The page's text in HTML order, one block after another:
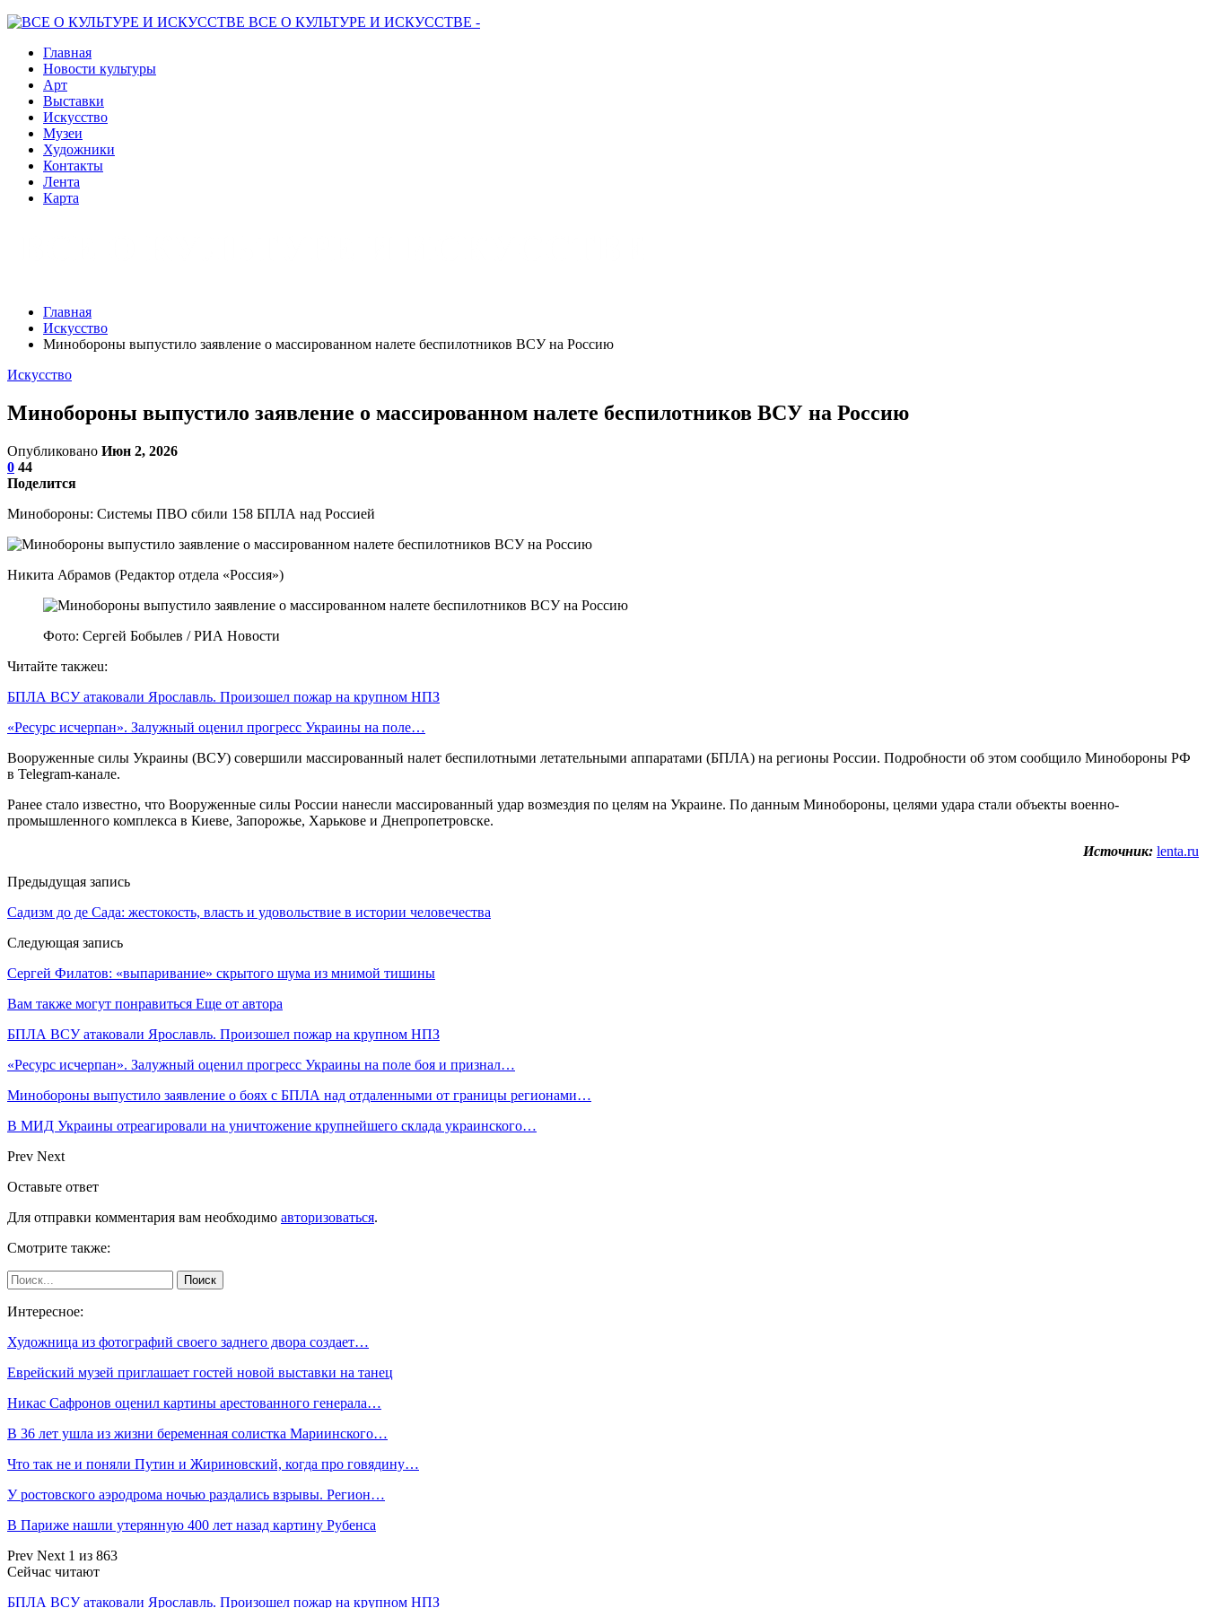
ВСЕ О КУЛЬТУРЕ И ИСКУССТВЕ -
Главная
Новости культуры
Арт
Выставки
Искусство
Музеи
Художники
Контакты
Лента
Карта
Главная
Искусство
Минобороны выпустило заявление о массированном налете беспилотников ВСУ на Россию
Искусство
Минобороны выпустило заявление о массированном налете беспилотников ВСУ на Россию
Опубликовано Июн 2, 2026
0 44
Поделится
Минобороны: Системы ПВО сбили 158 БПЛА над Россией
Никита Абрамов (Редактор отдела «Россия»)
Фото: Сергей Бобылев / РИА Новости
Читайте такжеu:
БПЛА ВСУ атаковали Ярославль. Произошел пожар на крупном НПЗ
«Ресурс исчерпан». Залужный оценил прогресс Украины на поле…
Вооруженные силы Украины (ВСУ) совершили массированный налет беспилотными летательными аппаратами (БПЛА) на регионы России. Подробности об этом сообщило Минобороны РФ
в Telegram-канале.
Ранее стало известно, что Вооруженные силы России нанесли массированный удар возмездия по целям на Украине. По данным Минобороны, целями удара стали объекты военно-
промышленного комплекса в Киеве, Запорожье, Харькове и Днепропетровске.
Источник: lenta.ru
Предыдущая запись
Садизм до де Сада: жестокость, власть и удовольствие в истории человечества
Следующая запись
Сергей Филатов: «выпаривание» скрытого шума из мнимой тишины
Вам также могут понравиться Еще от автора
БПЛА ВСУ атаковали Ярославль. Произошел пожар на крупном НПЗ
«Ресурс исчерпан». Залужный оценил прогресс Украины на поле боя и признал…
Минобороны выпустило заявление о боях с БПЛА над отдаленными от границы регионами…
В МИД Украины отреагировали на уничтожение крупнейшего склада украинского…
Prev Next
Оставьте ответ
Для отправки комментария вам необходимо авторизоваться.
Смотрите также:
Интересное:
Художница из фотографий своего заднего двора создает…
Еврейский музей приглашает гостей новой выставки на танец
Никас Сафронов оценил картины арестованного генерала…
В 36 лет ушла из жизни беременная солистка Мариинского…
Что так не и поняли Путин и Жириновский, когда про говядину…
У ростовского аэродрома ночью раздались взрывы. Регион…
В Париже нашли утерянную 400 лет назад картину Рубенса
Prev Next 1 из 863
Сейчас читают
БПЛА ВСУ атаковали Ярославль. Произошел пожар на крупном НПЗ